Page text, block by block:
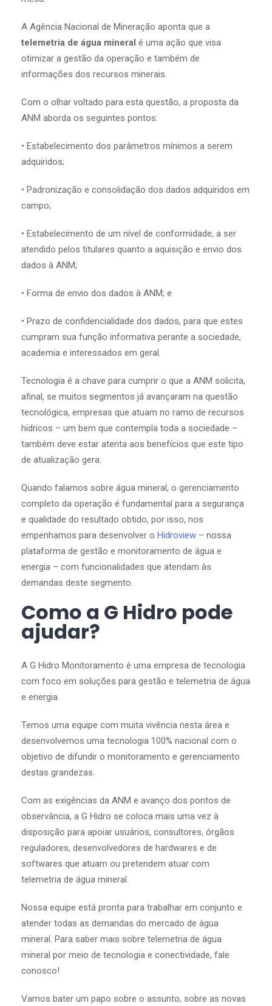
A Agência Nacional de Mineração aponta que a
telemetria de água mineral é uma ação que visa
otimizar a gestão da operação e também de
informações dos recursos minerais.
Com o olhar voltado para esta questão, a proposta da
ANM aborda os seguintes pontos:
• Estabelecimento dos parâmetros mínimos a serem
adquiridos;
• Padronização e consolidação dos dados adquiridos em
campo;
• Estabelecimento de um nível de conformidade, a ser
atendido pelos titulares quanto a aquisição e envio dos
dados à ANM;
• Forma de envio dos dados à ANM; e
• Prazo de confidencialidade dos dados, para que estes
cumpram sua função informativa perante a sociedade,
academia e interessados em geral.
Tecnologia é a chave para cumprir o que a ANM solicita,
afinal, se muitos segmentos já avançaram na questão
tecnológica, empresas que atuam no ramo de recursos
hídricos – um bem que contempla toda a sociedade –
também deve estar atenta aos benefícios que este tipo
de atualização gera.
Quando falamos sobre água mineral, o gerenciamento
completo da operação é fundamental para a segurança
e qualidade do resultado obtido, por isso, nos
empenhamos para desenvolver o Hidroview – nossa
plataforma de gestão e monitoramento de água e
energia – com funcionalidades que atendam às
demandas deste segmento.
Como a G Hidro pode
ajudar?
A G Hidro Monitoramento é uma empresa de tecnologia
com foco em soluções para gestão e telemetria de água
e energia.
Temos uma equipe com muita vivência nesta área e
desenvolvemos uma tecnologia 100% nacional com o
objetivo de difundir o monitoramento e gerenciamento
destas grandezas.
Com as exigências da ANM e avanço dos pontos de
observância, a G Hidro se coloca mais uma vez à
disposição para apoiar usuários, consultores, órgãos
reguladores, desenvolvedores de hardwares e de
softwares que atuam ou pretendem atuar com
telemetria de água mineral.
Nossa equipe está pronta para trabalhar em conjunto e
atender todas as demandas do mercado de água
mineral. Para saber mais sobre telemetria de água
mineral por meio de tecnologia e conectividade, fale
conosco!
Vamos bater um papo sobre o assunto, sobre as novas